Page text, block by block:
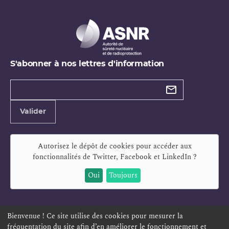
S'abonner à nos lettres d'information
Types de
Valider
Autorisez le dépôt de cookies pour accéder aux
fonctionnalités de Twitter, Facebook et LinkedIn?
Oui
Toujours
ESPACE PERSONNEL OFFRES D'EMPLOI SIGNALEMENT
Bienvenue ! Ce site utilise des cookies pour mesurer la
fréquentation du site afin d’en améliorer le fonctionnement et